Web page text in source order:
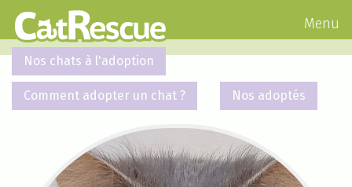
Menu
Nos chats à l'adoption
Comment adopter un chat ? Nos adoptés